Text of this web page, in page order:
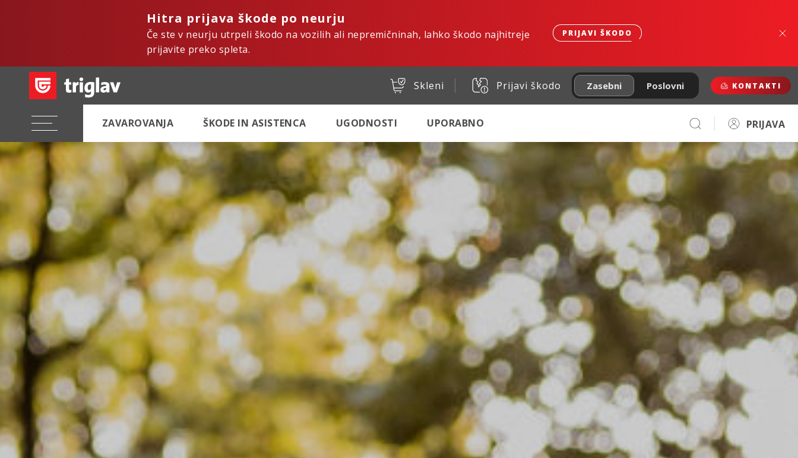
Hitra prijava škode po neurju
Če ste v neurju utrpeli škodo na vozilih ali nepremičninah, lahko škodo najhitreje
prijavite preko spleta.
PRIJAVI ŠKODO
Skleni Prijavi škodo Zasebni Poslovni KONTAKTI
ZAVAROVANJA ŠKODE IN ASISTENCA UGODNOSTI UPORABNO PRIJAVA